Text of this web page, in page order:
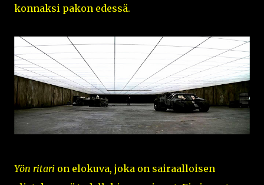
konnaksi pakon edessä.
Yön ritari on elokuva, joka on sairaalloisen